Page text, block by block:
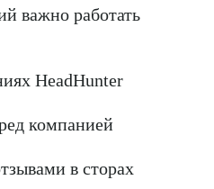
важно работать
HeadHunter
компанией
в сторах